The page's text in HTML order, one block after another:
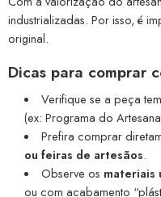
industrializadas. Por isso, é
original.
Dicas para comprar
Verifique se a peça tem
(ex: Programa do
Prefira comprar
ou feiras de artesãos.
Observe os materiais
ou com acabamento